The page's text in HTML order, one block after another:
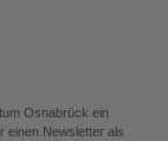
Osnabrück ein
einen Newsletter als